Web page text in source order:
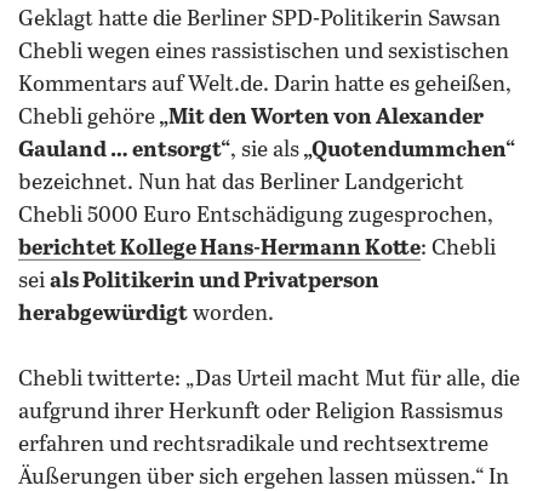
Geklagt hatte die Berliner SPD-Politikerin Sawsan
Chebli wegen eines rassistischen und sexistischen
Kommentars auf Welt.de. Darin hatte es geheißen,
Chebli gehöre „Mit den Worten von Alexander
Gauland … entsorgt“, sie als „Quotendummchen“
bezeichnet. Nun hat das Berliner Landgericht
Chebli 5000 Euro Entschädigung zugesprochen,
berichtet Kollege Hans-Hermann Kotte: Chebli
sei als Politikerin und Privatperson
herabgewürdigt worden.
Chebli twitterte: „Das Urteil macht Mut für alle, die
aufgrund ihrer Herkunft oder Religion Rassismus
erfahren und rechtsradikale und rechtsextreme
Äußerungen über sich ergehen lassen müssen.“ In